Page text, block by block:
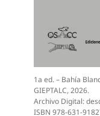
1a ed. – Bahía
GIEPTALC, 2026.
Archivo Digital:
ISBN 978-631-